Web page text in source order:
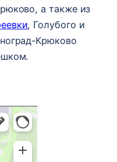
а также из
, Голубого и
Крюково